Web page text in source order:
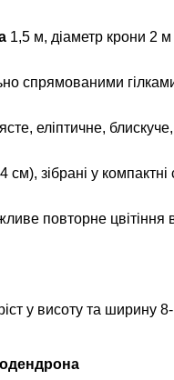
1,5 м, діаметр крони 2 м
спрямованими
еліптичне,
см), зібрані у
повторне цвітіння
у висоту та ширину